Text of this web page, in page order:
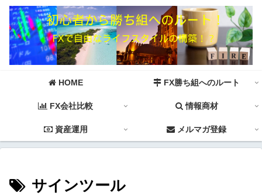
HOME FX勝ち組へのルート
FX会社比較 情報商材
資産運用 メルマガ登録
サインツール